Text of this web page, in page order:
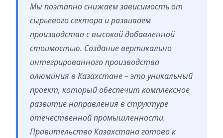
Мы поэтапно снижаем зависимость от
сырьевого сектора и развиваем
производство с высокой добавленной
стоимостью. Создание вертикально
интегрированного производства
алюминия в Казахстане – это уникальный
проект, который обеспечит комплексное
развитие направления в структуре
отечественной промышленности.
Правительство Казахстана готово к